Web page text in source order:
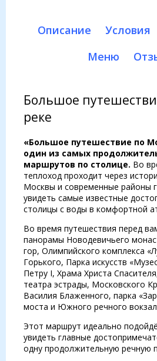
Описание Условия
Меню
Большое
реке
«Большое путешествие по
один из самых
маршрутов по столице. Во
теплоход проходит через
Москвы и современные районы
увидеть самые известные
столицы с воды в комфортной
Во время путешествия перед
панорамы Новодевичьего
гор, Олимпийского комплекса
Горького, Парка искусств
Петру I, Храма Христа
театра эстрады, Московского
Василия Блаженного, парка
моста и Южного речного
Этот маршрут идеально
увидеть главные
одну продолжительную речную